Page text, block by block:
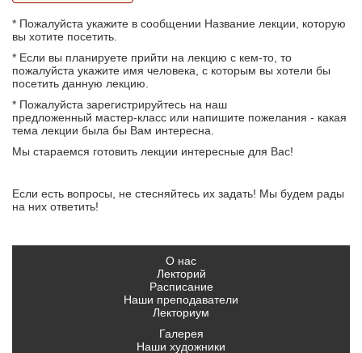
* Пожалуйста укажите в сообщении Название лекции, которую
вы хотите посетить.
* Если вы планируете прийти на лекцию с кем-то, то
пожалуйста укажите имя человека, с которым вы хотели бы
посетить данную лекцию.
* Пожалуйста зарегистрируйтесь на наш
предложенный мастер-класс или напишите пожелания - какая
тема лекции была бы Вам интересна.
Мы стараемся готовить лекции интересные для Вас!
Если есть вопросы, не стесняйтесь их задать! Мы будем рады
на них ответить!
О нас
Лекторий
Расписание
Наши преподаватели
Лекториум
Галерея
Наши художники